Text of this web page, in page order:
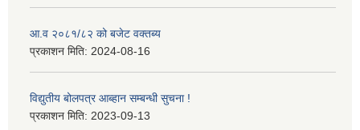
आ.व २०८१/८२ को बजेट वक्तब्य
प्रकाशन मिति: 2024-08-16
विद्युतीय बोलपत्र आब्हान सम्बन्धी सुचना !
प्रकाशन मिति: 2023-09-13